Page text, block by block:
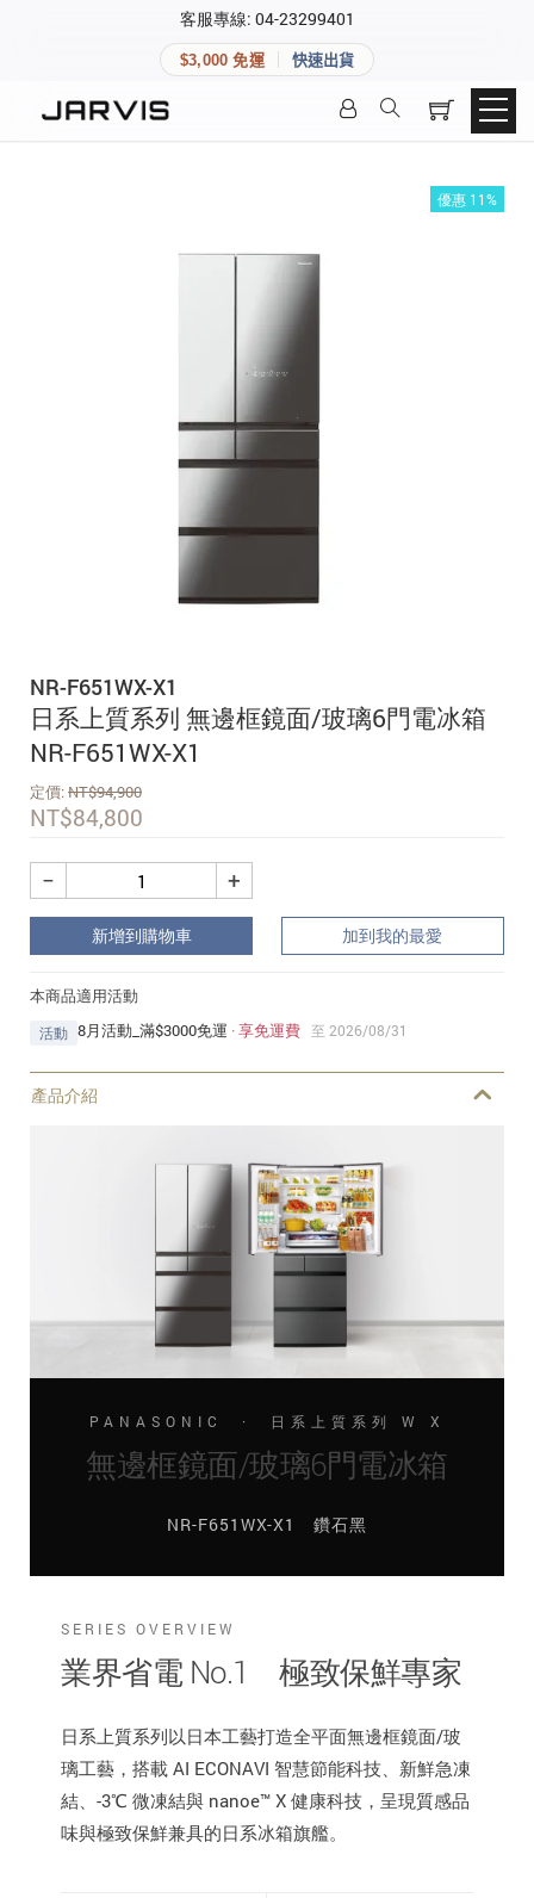
客服專線: 04-23299401
$3,000 免運 快速出貨
優惠 11%
NR-F651WX-X1
日系上質系列 無邊框鏡面/玻璃6門電冰箱
NR-F651WX-X1
定價:NT$94,900
NT$84,800
+
−
新增到購物車 加到我的最愛
本商品適用活動
活動 8月活動_滿$3000免運 ·享免運費 至 2026/08/31
產品介紹
PANASONIC · 日系上質系列 W X
無邊框鏡面/玻璃6門電冰箱
NR-F651WX-X1 鑽石黑
SERIES OVERVIEW
業界省電 No.1 極致保鮮專家
日系上質系列以日本工藝打造全平面無邊框鏡面/玻
璃工藝，搭載 AI ECONAVI 智慧節能科技、新鮮急凍
結、-3℃ 微凍結與 nanoe™ X 健康科技，呈現質感品
味與極致保鮮兼具的日系冰箱旗艦。
快速連結
登入後可查看訂單、會員資料與收藏清單。
建立新帳號
加入 JARVIS VIP